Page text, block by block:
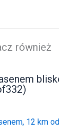
również